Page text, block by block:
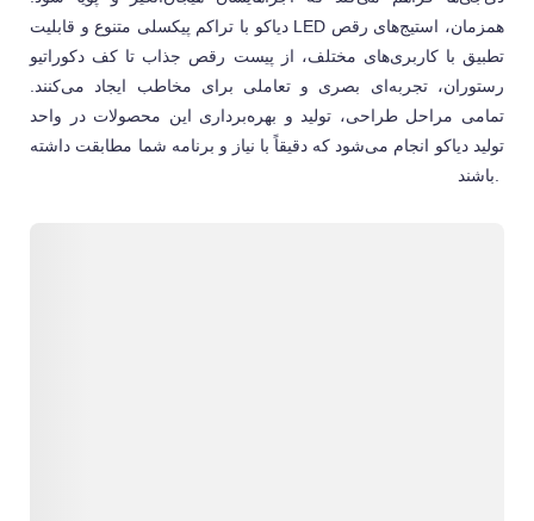
همزمان، استیج‌های رقص
دیاکو با تراکم پیکسلی متنوع و قابلیت
تطبیق با کاربری‌های مختلف، از پیست رقص جذاب تا کف دکوراتیو
رستوران، تجربه‌ای بصری و تعاملی برای مخاطب ایجاد می‌کنند.
تمامی مراحل طراحی، تولید و بهره‌برداری این محصولات در واحد
تولید دیاکو انجام می‌شود که دقیقاً با نیاز و برنامه شما مطابقت داشته